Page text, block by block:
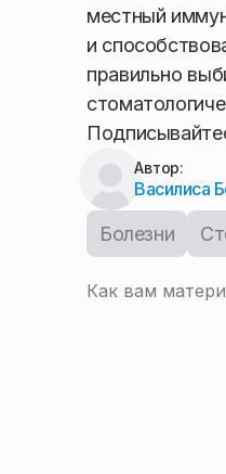
местный
и
правильно
Автор:
Василиса
Болезни
Как вам